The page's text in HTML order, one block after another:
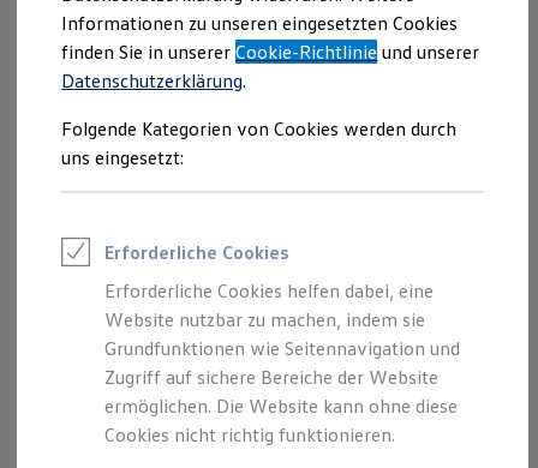
Die ENERGY Sondermodelle
Junge Gebrauchtwagen und Gebrauchtwagen
Volkswagen Zertifizierte Gebrauchtwagen
Elektromobilität bei Gebrauchtwagen
Saisonangebote
Reifenpakete
Leasing
Leasing-Angebote
Elektroauto Leasing
Kleinwagen-Leasing
Leasing ohne Anzahlung
Finanzierung
Autokredit mit Schlussrate
Versicherungen und Garantien
Kfz-Versicherung
Restschuldversicherungen
Garantien
(Autohaus Becher GmbH) als
verantwortlichen Anbieter von Inhalten
und Angeboten, die auf dieser Website
speziell aufgeführt sind.
Impressum
Datenschutzerklärung
Nutzung von Terminbuchung Online
Impressum
Informationen zu unseren eingesetzten Cookies
finden Sie in unsererCookie-Richtlinie und unserer
Datenschutzerklärung.
Folgende Kategorien von Cookies werden durch
uns eingesetzt:
Erforderliche Cookies
Erforderliche Cookies helfen dabei, eine
Website nutzbar zu machen, indem sie
Grundfunktionen wie Seitennavigation und
Zugriff auf sichere Bereiche der Website
ermöglichen. Die Website kann ohne diese
Cookies nicht richtig funktionieren.